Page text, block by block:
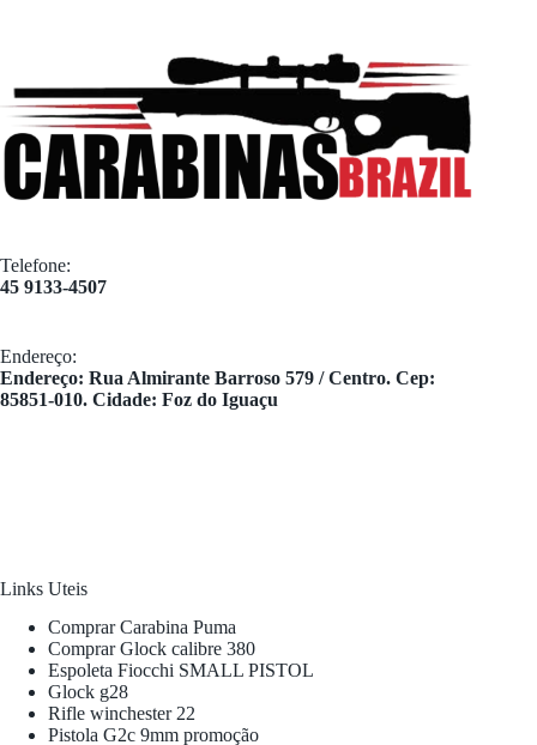
Telefone:
45 9133-4507
Endereço:
​Endereço: Rua Almirante Barroso 579 / Centro. Cep:
85851-010. Cidade: Foz do Iguaçu
Links Uteis
Comprar Carabina Puma
Comprar Glock calibre 380
Espoleta Fiocchi SMALL PISTOL
Glock g28
Rifle winchester 22
Pistola G2c 9mm promoção